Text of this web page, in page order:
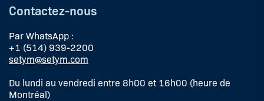
Contactez-nous
Par WhatsApp :
+1 (514) 939-2200
setym@setym.com
Du lundi au vendredi entre 8h00 et 16h00 (heure de
Montréal)